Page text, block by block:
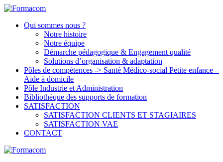
Skip
contentQui sommes nous ?
Notre histoire
Notre équipe
Démarche pédagogique & Engagement qualité
Solutions d’organisation & adaptation
Pôles de compétences -> Santé Médico-social Petite enfance –
Aide à domicile
Pôle Industrie et Administration
Bibliothèque des supports de formation
SATISFACTION
SATISFACTION CLIENTS ET STAGIAIRES
SATISFACTION VAE
CONTACT